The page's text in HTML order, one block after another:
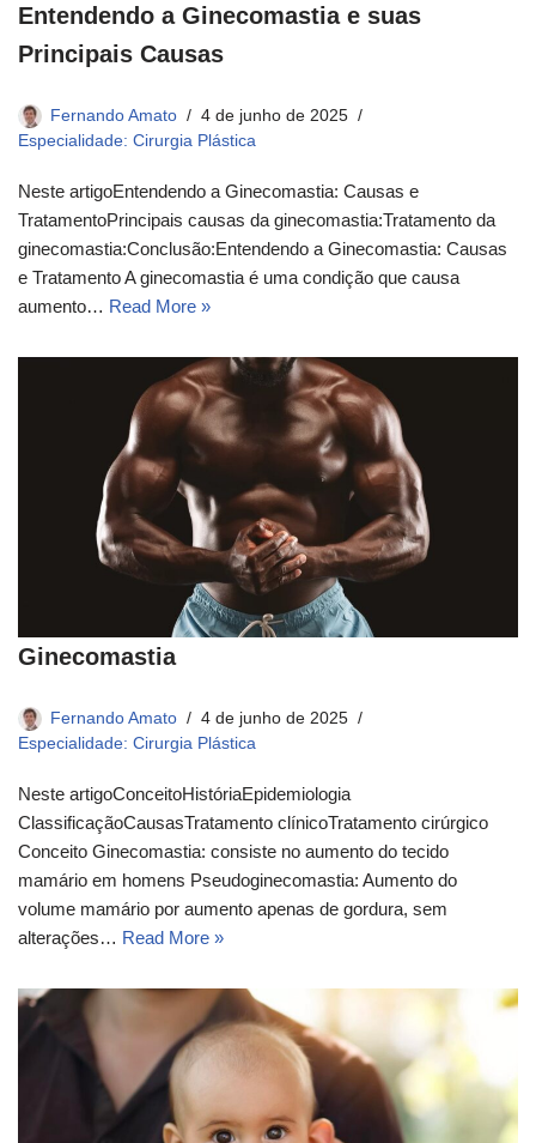
Entendendo a Ginecomastia e suas
Principais Causas
Fernando Amato
4 de junho de 2025
Especialidade: Cirurgia Plástica
Neste artigoEntendendo a Ginecomastia: Causas e
TratamentoPrincipais causas da ginecomastia:Tratamento da
ginecomastia:Conclusão:Entendendo a Ginecomastia: Causas
e Tratamento A ginecomastia é uma condição que causa
aumento… Read More »
Ginecomastia
Fernando Amato
4 de junho de 2025
Especialidade: Cirurgia Plástica
Neste artigoConceito​História​Epidemiologia​
ClassificaçãoCausasTratamento clínico​Tratamento cirúrgico​
Conceito​ Ginecomastia: consiste no aumento do tecido
mamário em homens Pseudoginecomastia: Aumento do
volume mamário por aumento apenas de gordura, sem
alterações… Read More »